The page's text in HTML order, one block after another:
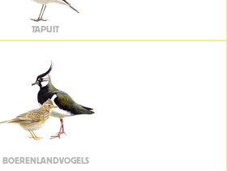
TAPUIT
BOERENLANDVOGELS